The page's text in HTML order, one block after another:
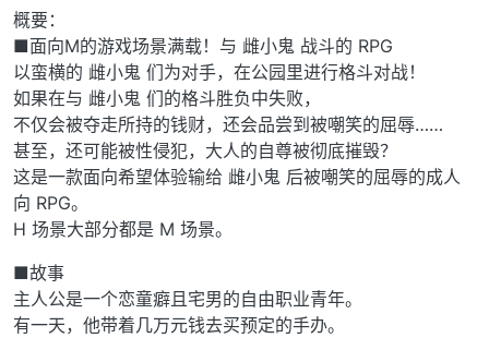
概要：
■面向M的游戏场景满载！与 雌小鬼 战斗的 RPG
以蛮横的 雌小鬼 们为对手，在公园里进行格斗对战！
如果在与 雌小鬼 们的格斗胜负中失败，
不仅会被夺走所持的钱财，还会品尝到被嘲笑的屈辱……
甚至，还可能被性侵犯，大人的自尊被彻底摧毁？
这是一款面向希望体验输给 雌小鬼 后被嘲笑的屈辱的成人
向 RPG。
H 场景大部分都是 M 场景。
■故事
主人公是一个恋童癖且宅男的自由职业青年。
有一天，他带着几万元钱去买预定的手办。